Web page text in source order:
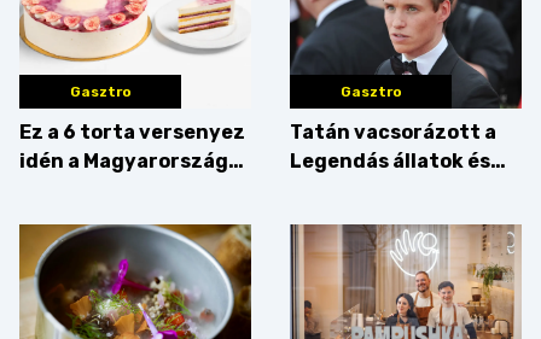
Gasztro
Ez a 6 torta versenyez
idén a Magyarország
Gasztro
Tatán vacsorázott a
Legendás állatok és